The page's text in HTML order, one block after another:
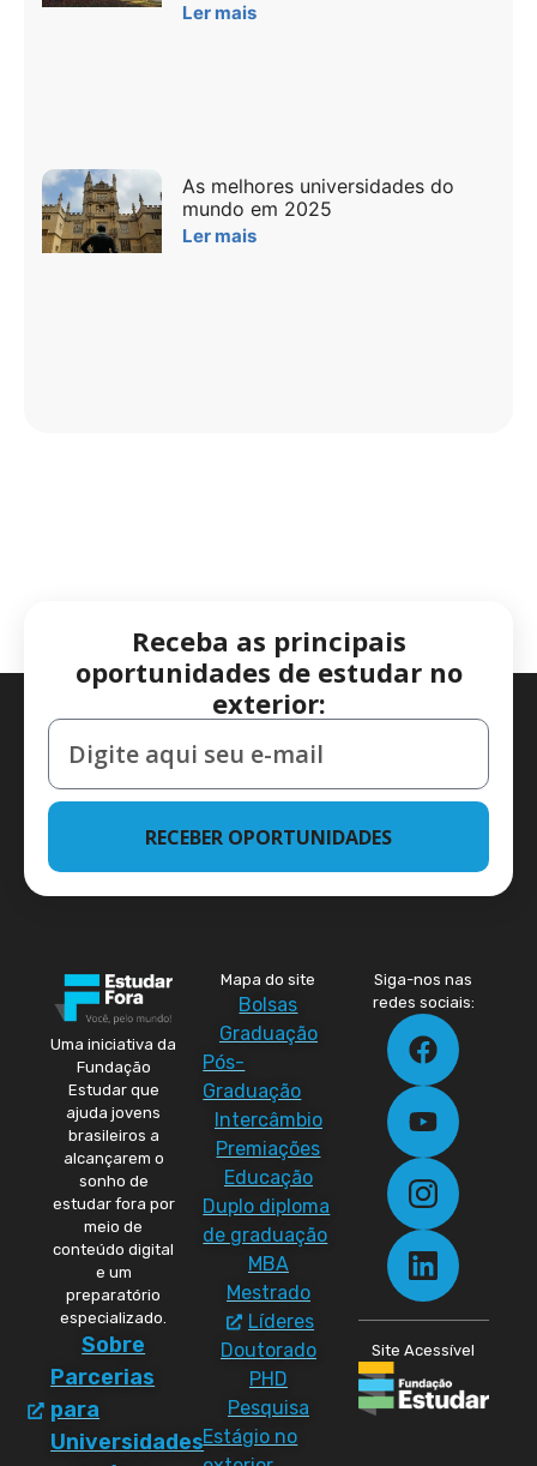
Ler mais
As melhores universidades do
mundo em 2025
Ler mais
Receba as principais
oportunidades de estudar no
exterior:
RECEBER OPORTUNIDADES
Uma iniciativa da
Fundação
Estudar que
ajuda jovens
brasileiros a
alcançarem o
sonho de
estudar fora por
meio de
conteúdo digital
e um
preparatório
especializado.
Sobre
Parcerias
para
Universidades
Mapa do site
Bolsas
Graduação
Pós-
Graduação
Intercâmbio
Premiações
Educação
Duplo diploma
de graduação
MBA
Mestrado
Líderes
Doutorado
PHD
Pesquisa
Estágio no
Siga-nos nas
redes sociais:
Site Acessível